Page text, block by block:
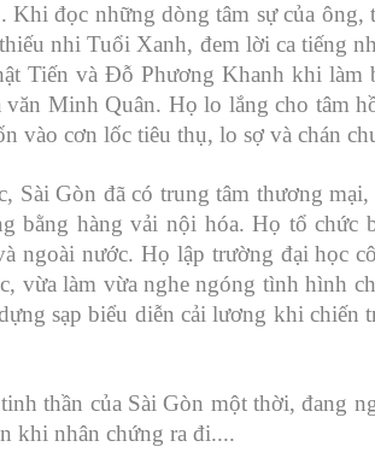
. Khi đọc những dòng tâm sự của
nhi Tuổi Xanh, đem lời ca tiếng
Tiến và Đỗ Phương Khanh khi
Minh Quân. Họ lo lắng cho tâm
vào cơn lốc tiêu thụ, lo sợ và chán
Sài Gòn đã có trung tâm thương
bằng hàng vải nội hóa. Họ tổ chức
ngoài nước. Họ lập trường đại học
vừa làm vừa nghe ngóng tình hình
sạp biểu diễn cải lương khi
thần của Sài Gòn một thời, đang
khi nhân chứng ra đi....